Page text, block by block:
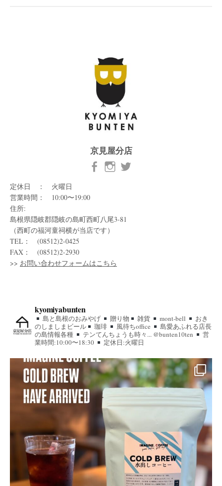
京見屋分店
定休日 ： 火曜日
営業時間： 10:00〜19:00
住所:
島根県隠岐郡隠岐の島町西町八尾3-81
（西町の福河童祠横が当店です）
TEL： (08512)2-0425
FAX： (08512)2-2930
>> お問い合わせフォームはこちら
kyomiyabunten
島と島根のおみやげ 贈り物 雑貨 mont-bell
おき
のしましまビール
珈琲 風待ちoffice
島愛あふれる店長
の島情報各種
テンてんちょうも時々... @bunten10ten
営
業時間:10:00〜18:30
定休日:火曜日